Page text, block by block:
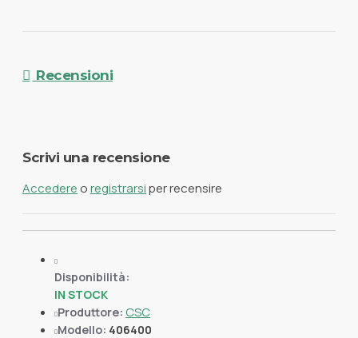
Recensioni
Scrivi una recensione
Accedere oregistrarsiper recensire
Disponibilità:
IN STOCK
Produttore: CSC
Modello: 406400